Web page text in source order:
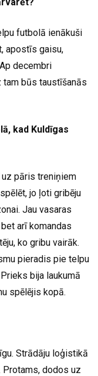
futbolā ienākuši
apostīs gaisu,
decembri
būs taustīšanās
kad Kuldīgas
pāris treniņiem
jo ļoti gribēju
Jau vasaras
arī komandas
ko gribu vairāk.
pieradis pie telpu
bija laukumā
spēlējis kopā.
Strādāju loģistikā
Protams, dodos uz